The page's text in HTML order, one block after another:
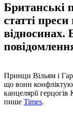
Британські
статті
відносинах.
Принци Вільям і
що вони
канцелярії
пише Times.